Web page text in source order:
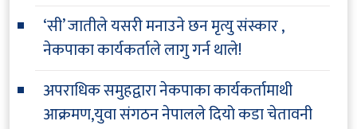
‘सी’ जातीले यसरी मनाउने छन मृत्यु संस्कार ,
नेकपाका कार्यकर्ताले लागु गर्न थाले!
अपराधिक समुहद्वारा नेकपाका कार्यकर्तामाथी
आक्रमण,युवा संगठन नेपालले दियो कडा चेतावनी